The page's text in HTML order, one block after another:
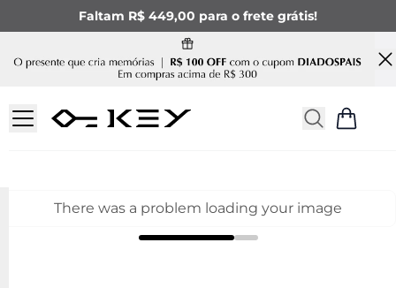
Faltam R$ 449,00 para o frete grátis!
There was a problem loading your image